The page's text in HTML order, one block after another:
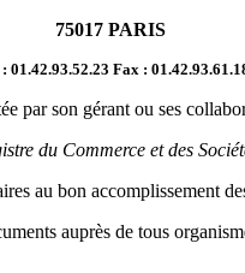
75017 PARIS
01.42.93.52.23 Fax :
par son gérant ou ses
du Commerce et des
au bon accomplissement
auprès de tous